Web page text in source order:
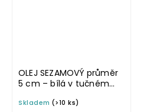
OLEJ SEZAMOVÝ průměr
5 cm – bílá v tučném
samolepka na
Skladem (>10 ks)